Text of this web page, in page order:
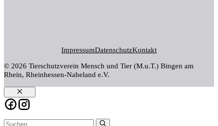
© 2026 Tierschutzverein Mensch und Tier (M.u.T.) Bingen am
Rhein, Rheinhessen-Naheland e.V.
ImpressumDatenschutzKontakt
Schließen
Suchen